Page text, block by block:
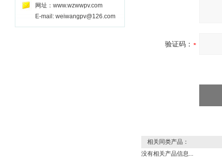
网址：www.wzwwpv.com
E-mail: weiwangpv@126.com
验证码：
相关同类产品：
没有相关产品信息...